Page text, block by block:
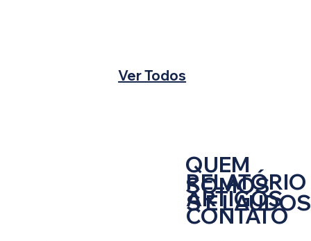
Ver Todos
QUEM
SOMOS
RELATÓRIO
S E
ARTIGOS
CONTATO